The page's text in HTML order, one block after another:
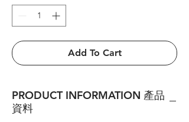
Add To Cart
PRODUCT INFORMATION 產品
資料